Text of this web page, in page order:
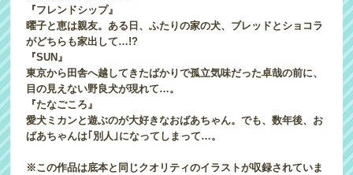
『フレンドシップ』
曜子と恵は親友。ある日、ふたりの家の犬、ブレッドとショコラ
がどちらも家出して…!?
『SUN』
東京から田舎へ越してきたばかりで孤立気味だった卓哉の前に、
目の見えない野良犬が現れて…。
『たなごころ』
愛犬ミカンと遊ぶのが大好きなおばあちゃん。でも、数年後、お
ばあちゃんは｢別人｣になってしまって…。
※この作品は底本と同じクオリティのイラストが収録されていま